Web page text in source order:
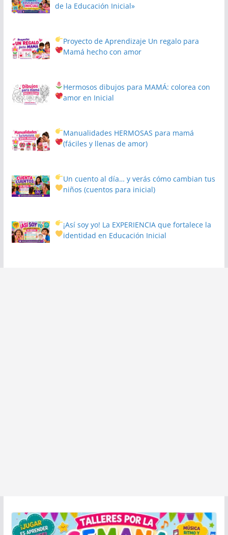
de la Educación Inicial»
Proyecto de Aprendizaje Un regalo para
Mamá hecho con amor
Hermosos dibujos para MAMÁ: colorea con
amor en Inicial
Manualidades HERMOSAS para mamá
(fáciles y llenas de amor)
Un cuento al día… y verás cómo cambian tus
niños(cuentos para inicial)
¡Así soy yo! La EXPERIENCIA que fortalece la
identidad en Educación Inicial